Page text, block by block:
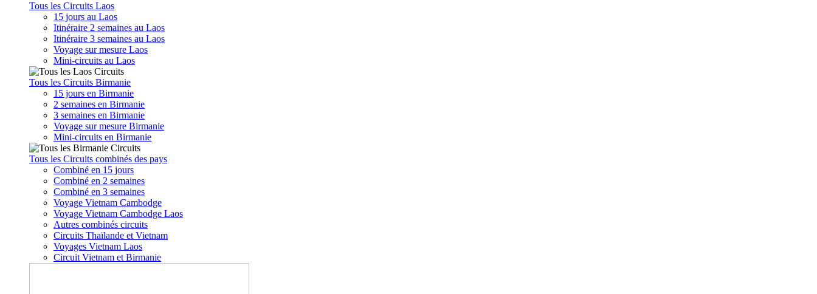
Tous les Circuits Laos
15 jours au Laos
Itinéraire 2 semaines au Laos
Itinéraire 3 semaines au Laos
Voyage sur mesure Laos
Mini-circuits au Laos
Tous les Circuits Birmanie
15 jours en Birmanie
2 semaines en Birmanie
3 semaines en Birmanie
Voyage sur mesure Birmanie
Mini-circuits en Birmanie
Tous les Circuits combinés des pays
Combiné en 15 jours
Combiné en 2 semaines
Combiné en 3 semaines
Voyage Vietnam Cambodge
Voyage Vietnam Cambodge Laos
Autres combinés circuits
Circuits Thaïlande et Vietnam
Voyages Vietnam Laos
Circuit Vietnam et Birmanie